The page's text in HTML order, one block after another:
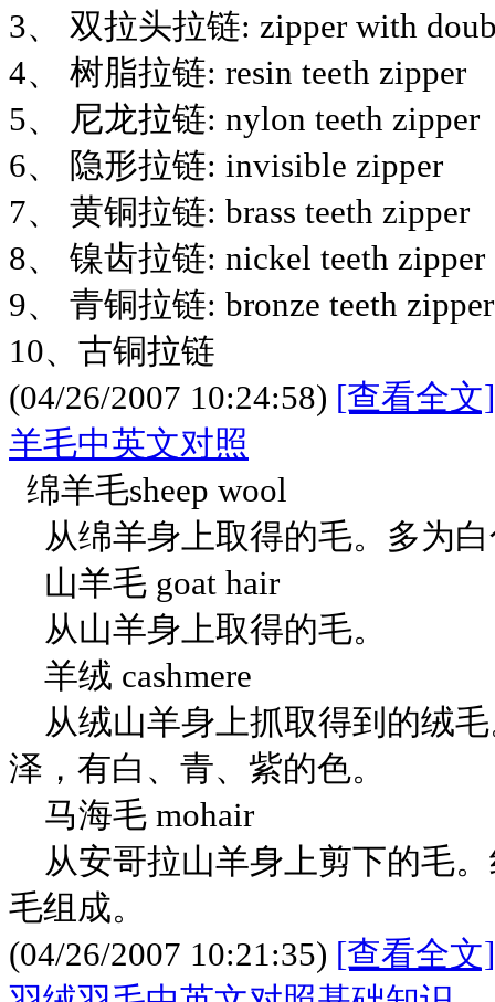
3、 双拉头拉链: zipper with
4、 树脂拉链: resin teeth zipper
5、 尼龙拉链: nylon teeth zipper
6、 隐形拉链: invisible zipper
7、 黄铜拉链: brass teeth zipper
8、 镍齿拉链: nickel teeth zipper
9、 青铜拉链: bronze teeth zipper
10、古铜拉链
(04/26/2007 10:24:58) [查看全文]
羊毛中英文对照
绵羊毛sheep wool
从绵羊身上取得的毛。多为
山羊毛 goat hair
从山羊身上取得的毛。
羊绒 cashmere
从绒山羊身上抓取得到的绒
泽，有白、青、紫的色。
马海毛 mohair
从安哥拉山羊身上剪下的毛
毛组成。
(04/26/2007 10:21:35) [查看全文]